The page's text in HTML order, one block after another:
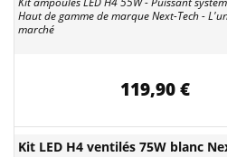
Haut de gamme de marque Next-Tech -
marché
119,90 €
Kit LED H4 ventilés 75W blanc